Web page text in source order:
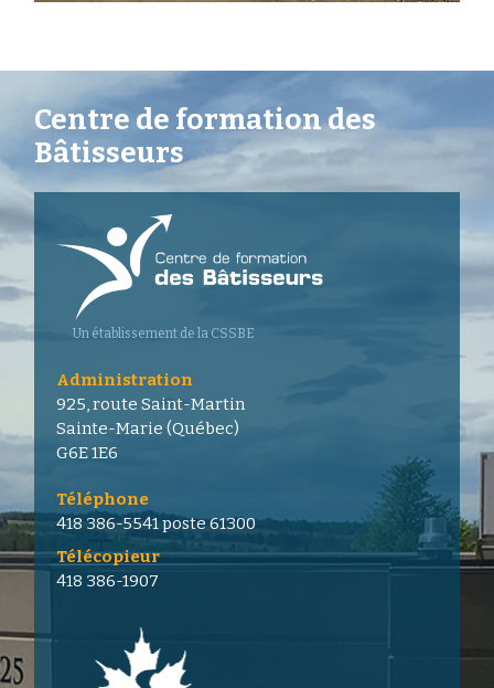
Centre de formation des
Bâtisseurs
Un établissement de la CSSBE
Administration
925, route Saint-Martin
Sainte-Marie (Québec)
G6E 1E6
Téléphone
418 386-5541poste 61300
Télécopieur
418 386-1907